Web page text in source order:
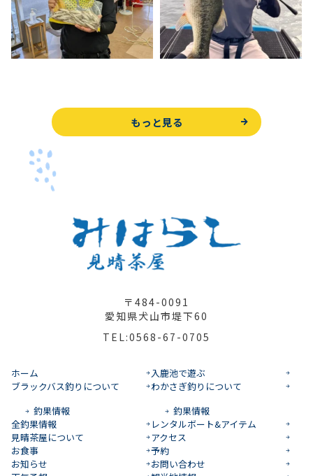
もっと見る
〒484-0091
愛知県犬山市堤下60
TEL:0568-67-0705
ホーム
入鹿池で遊ぶ
ブラックバス釣りについて
釣果情報
わかさぎ釣りについて
釣果情報
全釣果情報
レンタルボート&アイテム
見晴茶屋について
アクセス
お食事
予約
お知らせ
お問い合わせ